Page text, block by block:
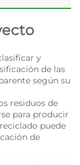
y
de las
según su
residuos de
para producir
puede
de